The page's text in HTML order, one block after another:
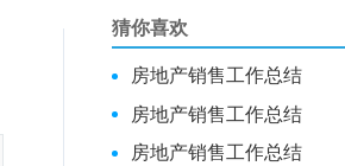
猜你喜欢
房地产销售工作总结
房地产销售工作总结
房地产销售工作总结